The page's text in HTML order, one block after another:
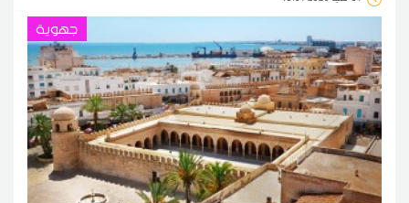
جهوية